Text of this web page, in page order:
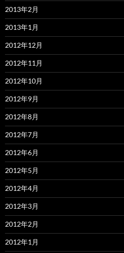
2013年2月
2013年1月
2012年12月
2012年11月
2012年10月
2012年9月
2012年8月
2012年7月
2012年6月
2012年5月
2012年4月
2012年3月
2012年2月
2012年1月